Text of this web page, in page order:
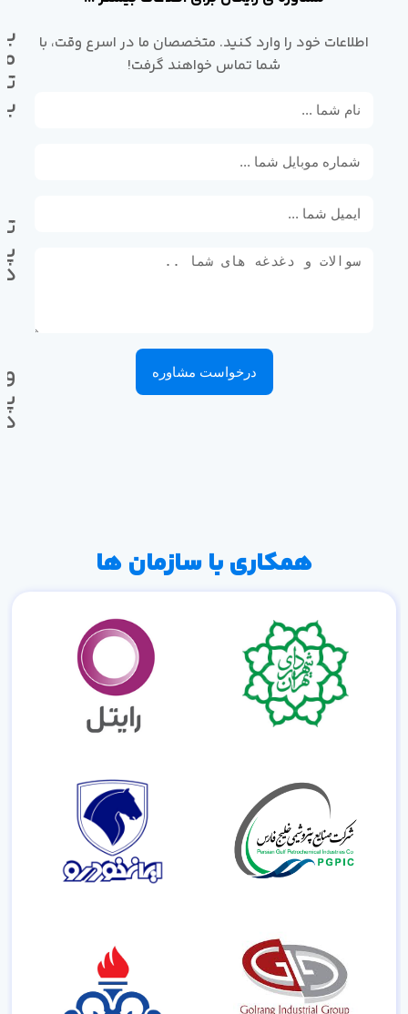
اطلاعات خود را وارد کنید. متخصصان ما در اسرع وقت، با
شما تماس خواهند گرفت!
درخواست مشاوره
با
همکاری با سازمان ها